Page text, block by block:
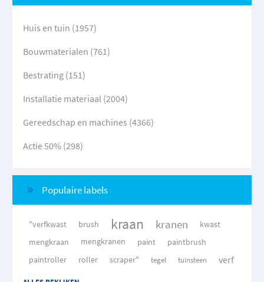
Huis en tuin (1957)
Bouwmaterialen (761)
Bestrating (151)
Installatie materiaal (2004)
Gereedschap en machines (4366)
Actie 50% (298)
Populaire labels
"verfkwast brush kraan kranen
kwast
mengkraan
mengkranen paint
paintbrush
paintroller
roller scraper" tegel tuinsteen verf